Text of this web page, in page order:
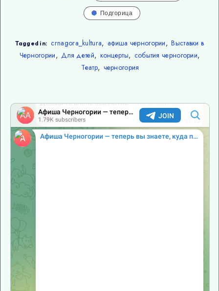
Подгорица
Tagged in: crnagora_kultura, афиша черногории, Выставки в
Черногории, Для детей, концерты, события черногории,
Театр, черногория